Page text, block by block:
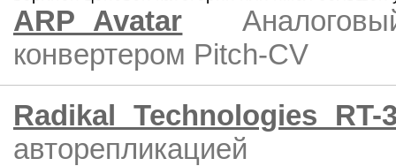
ARP Avatar
конвертером Pitch-CV
Radikal Technologies RT-
авторепликацией